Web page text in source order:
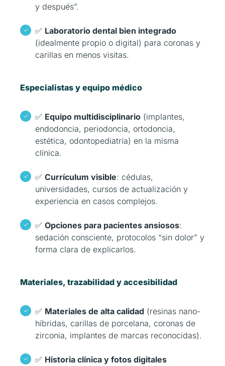
y después”.
✅ Laboratorio dental bien integrado
(idealmente propio o digital) para coronas y
carillas en menos visitas.
Especialistas y equipo médico
✅ Equipo multidisciplinario (implantes,
endodoncia, periodoncia, ortodoncia,
estética, odontopediatría) en la misma
clínica.
✅ Currículum visible: cédulas,
universidades, cursos de actualización y
experiencia en casos complejos.
✅ Opciones para pacientes ansiosos:
sedación consciente, protocolos “sin dolor” y
forma clara de explicarlos.
Materiales, trazabilidad y accesibilidad
✅ Materiales de alta calidad (resinas nano-
híbridas, carillas de porcelana, coronas de
zirconia, implantes de marcas reconocidas).
✅ Historia clínica y fotos digitales